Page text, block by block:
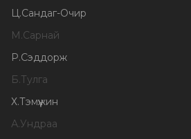
Ц.Сандаг-Очир
М.Сарнай
Р.Сэддорж
Б.Тулга
Х.Тэмүүжин
А.Ундраа